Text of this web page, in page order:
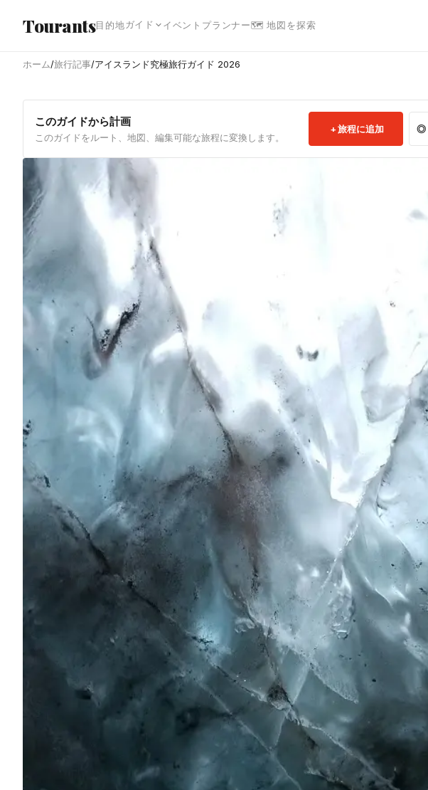
Tourants目的地ガイド イベント プランナー🗺 地図を探索
ホーム/旅行記事/アイスランド究極旅行ガイド 2026
このガイドから計画
このガイドをルート、地図、編集可能な旅程に変換します。
旅程に追加